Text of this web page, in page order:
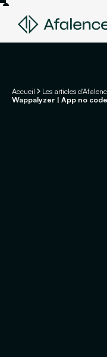
Accueil
Les articles
Wappalyzer | App no